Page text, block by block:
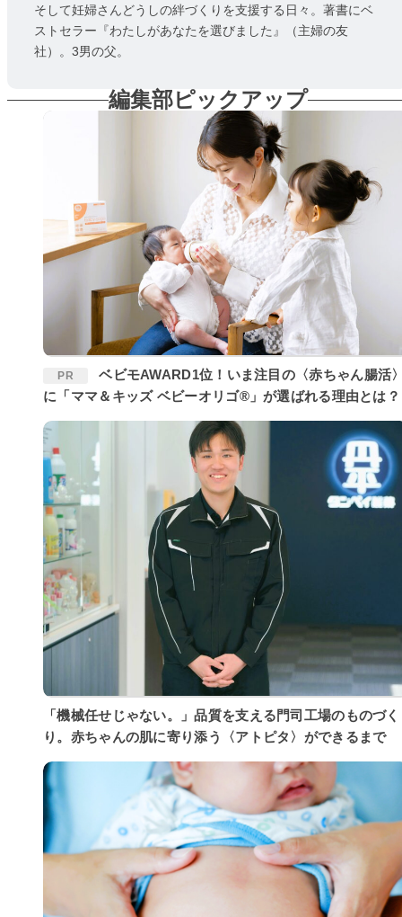
そして妊婦さんどうしの絆づくりを支援する日々。著書にベ
ストセラー『わたしがあなたを選びました』（主婦の友
社）。3男の父。
編集部ピックアップ
PR
ベビモAWARD1位！いま注目の〈赤ちゃん腸活〉
に「ママ＆キッズ ベビーオリゴ®」が選ばれる理由とは？
「機械任せじゃない。」品質を支える門司工場のものづく
り。赤ちゃんの肌に寄り添う〈アトピタ〉ができるまで